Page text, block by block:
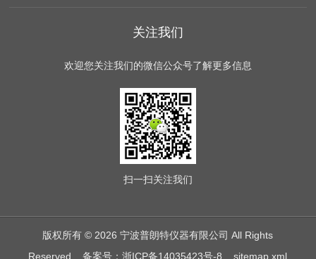
关注我们
欢迎您关注我们的微信公众号了解更多信息
扫一扫关注我们
版权所有 © 2026 宁波普朗特仪器有限公司 All Rights
Reserved备案号：浙ICP备14035423号-8 sitemap.xml